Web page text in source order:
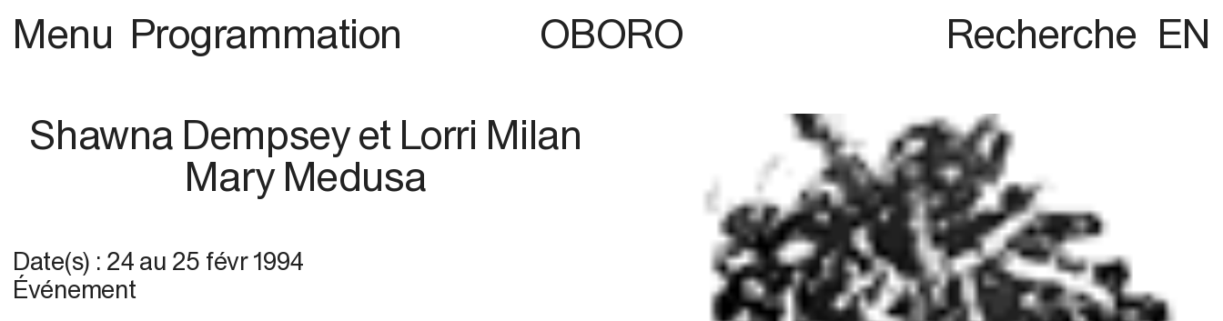
Menu Programmation OBORO Recherche EN
Shawna Dempsey et Lorri Milan
Mary Medusa
Date(s) : 24 au 25 févr 1994
Événement